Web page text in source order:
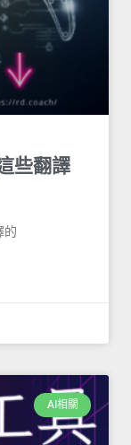
些翻譯
的
AI相關